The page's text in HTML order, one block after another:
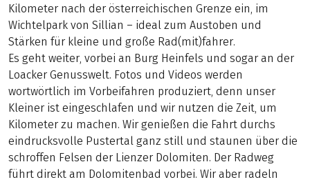
Kilometer nach der österreichischen Grenze ein, im
Wichtelpark von Sillian – ideal zum Austoben und
Stärken für kleine und große Rad(mit)fahrer.
Es geht weiter, vorbei an Burg Heinfels und sogar an der
Loacker Genusswelt. Fotos und Videos werden
wortwörtlich im Vorbeifahren produziert, denn unser
Kleiner ist eingeschlafen und wir nutzen die Zeit, um
Kilometer zu machen. Wir genießen die Fahrt durchs
eindrucksvolle Pustertal ganz still und staunen über die
schroffen Felsen der Lienzer Dolomiten. Der Radweg
führt direkt am Dolomitenbad vorbei. Wir aber radeln